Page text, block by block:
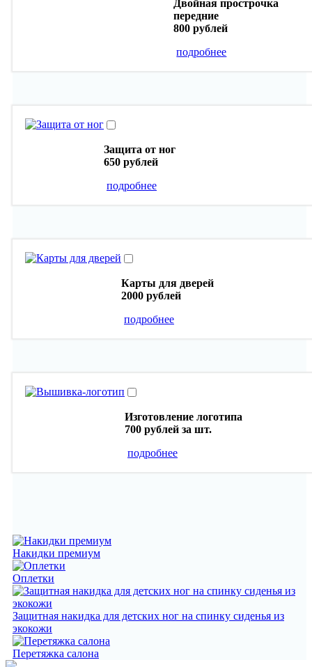
Двойная прострочка
передние
800 рублей
подробнее
Защита от ног
650 рублей
подробнее
Карты для дверей
2000 рублей
подробнее
Изготовление логотипа
700 рублей за шт.
подробнее
Накидки премиум
Оплетки
Защитная накидка для детских ног на спинку сиденья из
экокожи
Перетяжка салона